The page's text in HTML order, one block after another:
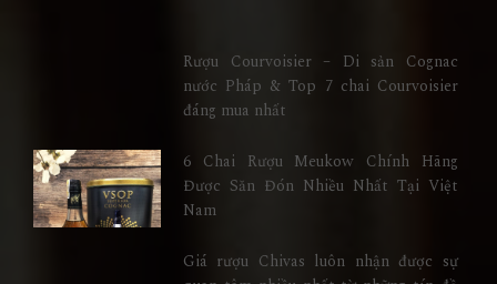
Rượu Courvoisier – Di sản Cognac
nước Pháp & Top 7 chai Courvoisier
đáng mua nhất
6 Chai Rượu Meukow Chính Hãng
Được Săn Đón Nhiều Nhất Tại Việt
Nam
Giá rượu Chivas luôn nhận được sự